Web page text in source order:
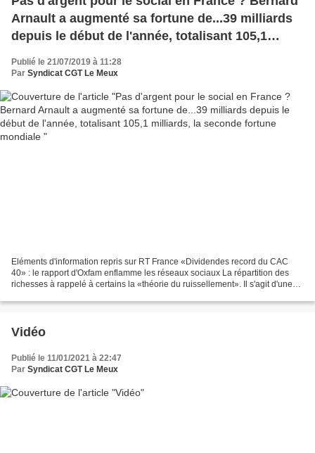
Arnault a augmenté sa fortune de...39 milliards
depuis le début de l'année, totalisant 105,1
milliards, la seconde fortune mondiale
Publié le 21/07/2019 à 11:28
Par Syndicat CGT Le Meux
Eléments d'information repris sur RT France «Dividendes record du CAC
40» : le rapport d'Oxfam enflamme les réseaux sociaux La répartition des
richesses à rappelé à certains la «théorie du ruissellement». Il s'agit d'une
Vidéo
Publié le 11/01/2021 à 22:47
Par Syndicat CGT Le Meux